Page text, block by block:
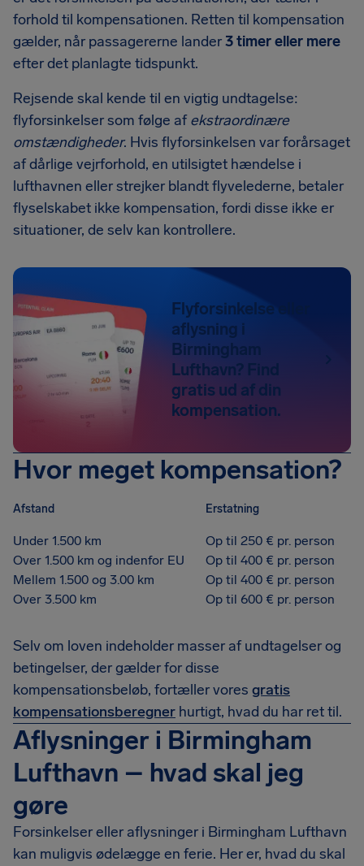
forhold til kompensationen. Retten til kompensation
gælder, når passagererne lander3 timer eller mere
efter det planlagte tidspunkt.
Rejsende skal kende til en vigtig undtagelse:
flyforsinkelser som følge afekstraordinære
omstændigheder. Hvis flyforsinkelsen var forårsaget
af dårlige vejrforhold, en utilsigtet hændelse i
lufthavnen eller strejker blandt flyvelederne, betaler
flyselskabet ikke kompensation, fordi disse ikke er
situationer, de selv kan kontrollere.
Flyforsinkelse eller
aflysning i
Birmingham
Lufthavn? Find
gratis ud af din
kompensation.
Hvor meget kompensation?
Afstand Erstatning
Under 1.500 km
Op til 250 € pr. person
Over 1.500 km og indenfor EU
Op til 400 € pr. person
Mellem 1.500 og 3.00 km
Op til 400 € pr. person
Over 3.500 km
Op til 600 € pr. person
Selv om loven indeholder masser af undtagelser og
betingelser, der gælder for disse
kompensationsbeløb, fortæller vores gratis
kompensationsberegner hurtigt, hvad du har ret til.
Aflysninger i Birmingham
Lufthavn – hvad skal jeg
gøre
Forsinkelser eller aflysninger i Birmingham Lufthavn
kan muligvis ødelægge en ferie. Her er, hvad du skal